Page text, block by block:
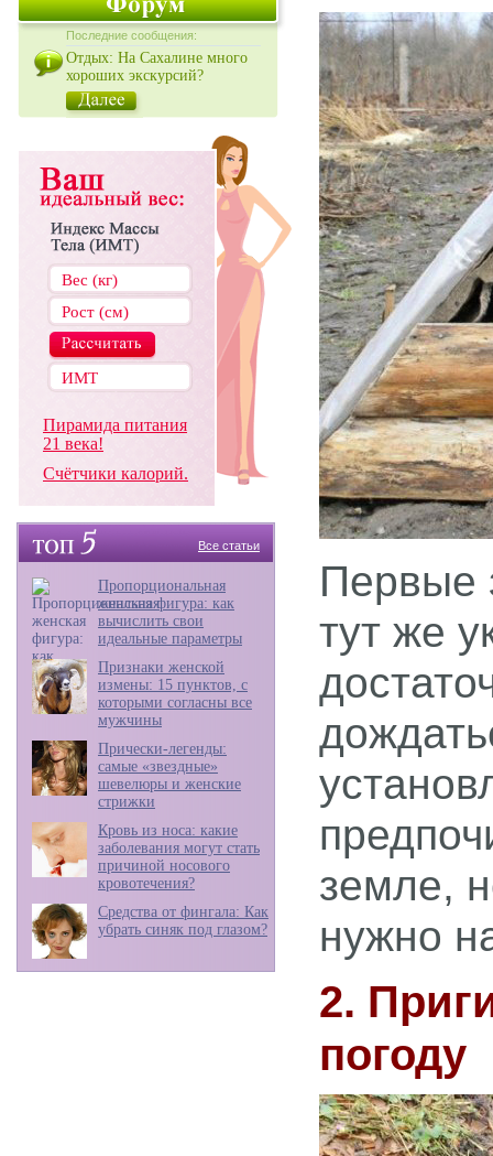
Последние сообщения:
Отдых: На Сахалине много
хороших экскурсий?
Пирамида питания
21 века!
Счётчики калорий.
Все статьи
Пропорциональная
женская фигура: как
вычислить свои
идеальные параметры
Признаки женской
измены: 15 пунктов, с
которыми согласны все
мужчины
Прически-легенды:
самые «звездные»
шевелюры и женские
стрижки
Кровь из носа: какие
заболевания могут стать
причиной носового
кровотечения?
Средства от фингала: Как
убрать синяк под глазом?
Первые
тут же
земле,
нужно
2.
погоду